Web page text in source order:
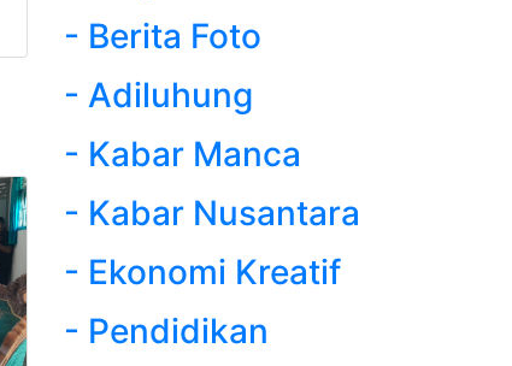
- Berita Foto
- Adiluhung
- Kabar Manca
- Kabar Nusantara
- Ekonomi Kreatif
- Pendidikan